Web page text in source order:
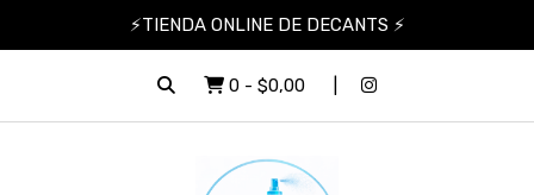
⚡TIENDA ONLINE DE DECANTS ⚡
0 - $0,00